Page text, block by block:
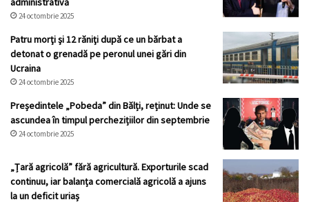
24 octombrie 2025
Patru morţi şi 12 răniţi după ce un bărbat a
detonat o grenadă pe peronul unei gări din
Ucraina
24 octombrie 2025
Președintele „Pobeda” din Bălți, reținut: Unde se
ascundea în timpul perchezițiilor din septembrie
24 octombrie 2025
„Țară agricolă” fără agricultură. Exporturile scad
continuu, iar balanța comercială agricolă a ajuns
la un deficit uriaș